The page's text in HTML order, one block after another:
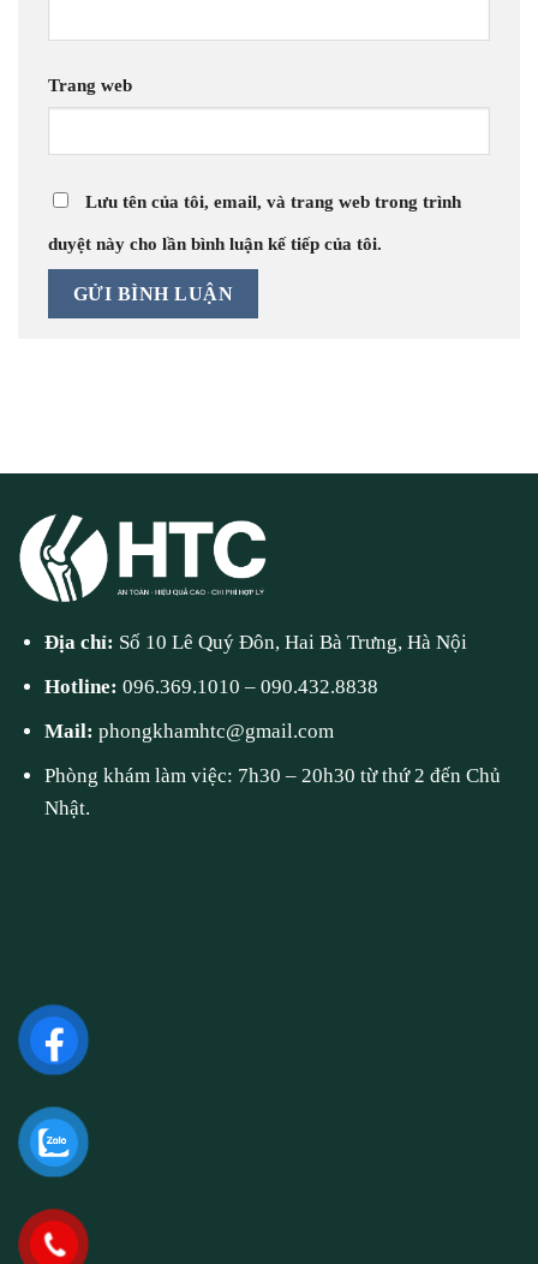
Trang web
Lưu tên của tôi, email, và trang web trong trình
duyệt này cho lần bình luận kế tiếp của tôi.
Địa chỉ: Số 10 Lê Quý Đôn, Hai Bà Trưng, Hà Nội
Hotline:096.369.1010 –090.432.8838
Mail:phongkhamhtc@gmail.com
Phòng khám làm việc: 7h30 – 20h30 từ thứ 2 đến Chủ
Nhật.